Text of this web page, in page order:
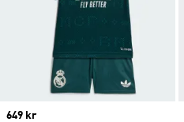
Price
649 kr